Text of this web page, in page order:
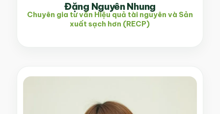
Đặng Nguyên Nhung
Chuyên gia tư vấn Hiệu quả tài nguyên và Sản
xuất sạch hơn (RECP)